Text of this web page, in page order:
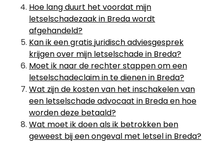
Hoe lang duurt het voordat mijn
letselschadezaak in Breda wordt
afgehandeld?
Kan ik een gratis juridisch adviesgesprek
krijgen over mijn letselschade in Breda?
Moet ik naar de rechter stappen om een
letselschadeclaim in te dienen in Breda?
Wat zijn de kosten van het inschakelen van
een letselschade advocaat in Breda en hoe
worden deze betaald?
Wat moet ik doen als ik betrokken ben
geweest bij een ongeval met letsel in Breda?